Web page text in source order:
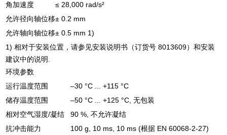
角加速度
≤ 28,000 rad/s²
允许径向轴位移± 0.2 mm
允许轴向轴位移± 0.5 mm 1)
1) 相对于安装位置，请参见安装说明书（订货号 8013609）和安装
建议中的说明.
环境参数
运行温度范围
–30 °C ... +115 °C
储存温度范围
–50 °C ... +125 °C, 无包装
相对空气湿度/凝结
90 %, 不允许凝结
抗冲击能力
100 g, 10 ms, 10 ms (根据 EN 60068-2-27)